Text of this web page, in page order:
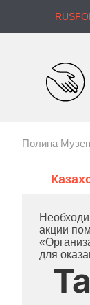
Полина
акции
для